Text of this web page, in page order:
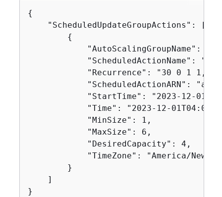
{
    "ScheduledUpdateGroupActions": [
{
"AutoScalingGroupName":
"ScheduledActionName":
"Recurrence": "30 0 1
"ScheduledActionARN":
"StartTime": "2023-12-
"Time": "2023-12-
            "MinSize": 1,
            "MaxSize": 6,
            "DesiredCapacity": 4,
"TimeZone": "America/
        }
    ]
}